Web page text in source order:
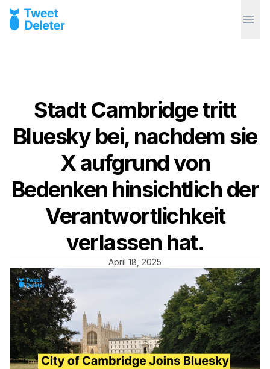
Stadt Cambridge tritt
Bluesky bei, nachdem sie
X aufgrund von
Bedenken hinsichtlich der
Verantwortlichkeit
verlassen hat.
April 18, 2025